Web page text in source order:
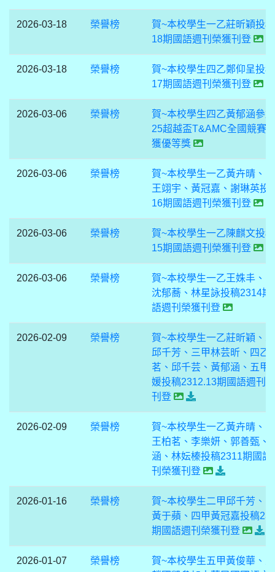
2026-03-18 榮譽榜
賀~本校學生一乙莊昕穎投
18期國語週刊榮獲刊登
2026-03-18 榮譽榜
賀~本校學生四乙鄭仰呈投
17期國語週刊榮獲刊登
2026-03-06 榮譽榜
賀~本校學生四乙黃郁涵參
25超越盃T&AMC全國競賽
獲優等獎
2026-03-06 榮譽榜
賀~本校學生一乙黃卉晴、
王翊宇、黃冠嘉、謝琳英投
16期國語週刊榮獲刊登
2026-03-06 榮譽榜
賀~本校學生一乙陳麒文投
15期國語週刊榮獲刊登
2026-03-06 榮譽榜
賀~本校學生一乙王姝丰、
沈郁蕎、林星詠投稿2314期
語週刊榮獲刊登
2026-02-09 榮譽榜
賀~本校學生一乙莊昕穎、
邱千芳、三甲林芸昕、四乙
茗、邱千芸、黃郁涵、五甲
媛投稿2312.13期國語週刊
刊登
2026-02-09 榮譽榜
賀~本校學生一乙黃卉晴、
王柏茗、李樂妍、郭善甄、
涵、林妘榛投稿2311期國語
刊榮獲刊登
2026-01-16 榮譽榜
賀~本校學生二甲邱千芳、
黃于蘋、四甲黃冠嘉投稿
期國語週刊榮獲刊登
2026-01-07 榮譽榜
賀~本校學生五甲黃俊華、